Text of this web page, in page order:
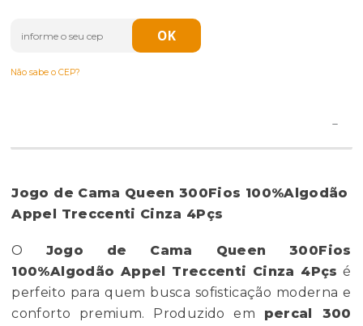
Não sabe o CEP?
Jogo de Cama Queen 300Fios 100%Algodão
Appel Treccenti Cinza 4Pçs
O Jogo de Cama Queen 300Fios
100%Algodão Appel Treccenti Cinza 4Pçs é
perfeito para quem busca sofisticação moderna e
conforto premium. Produzido em percal 300